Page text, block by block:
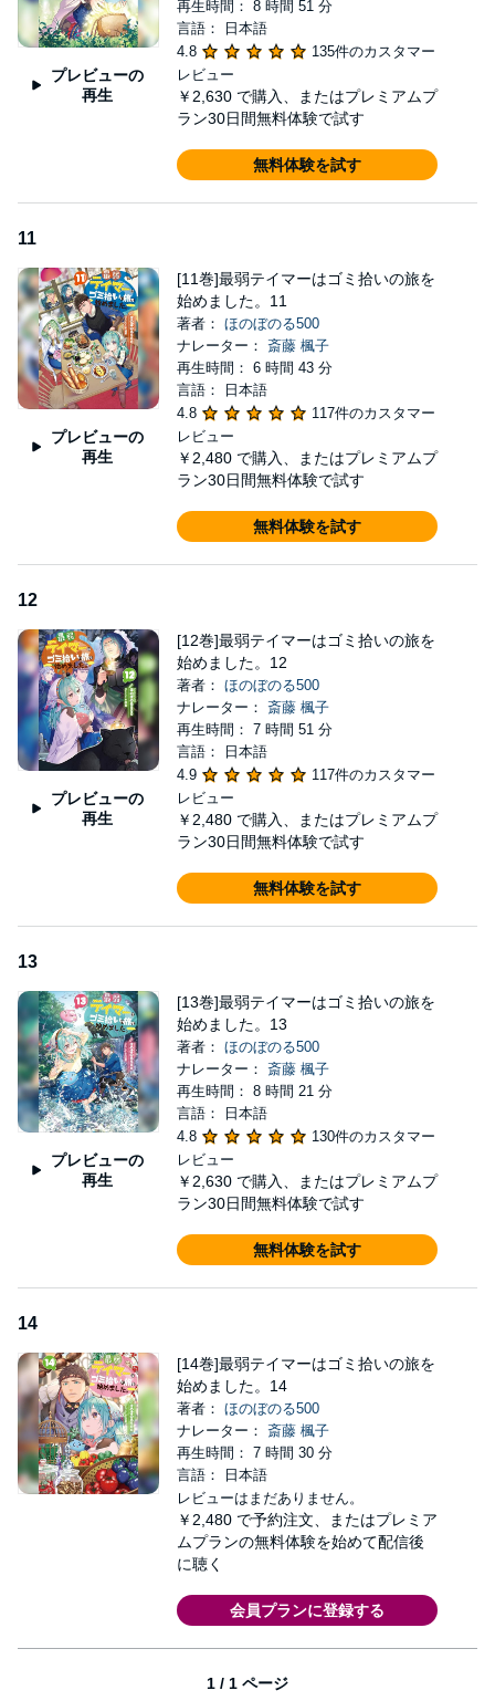
プレビューの
再生
再生時間： 8 時間 51 分
言語： 日本語
4.8
135件のカスタマー
レビュー
￥2,630 で購入、またはプレミアムプ
ラン30日間無料体験で試す
無料体験を試す
11
プレビューの
再生
[11巻]最弱テイマーはゴミ拾いの旅を
始めました。11
著者： ほのぼのる500
ナレーター： 斎藤 楓子
再生時間： 6 時間 43 分
言語： 日本語
4.8
117件のカスタマー
レビュー
￥2,480 で購入、またはプレミアムプ
ラン30日間無料体験で試す
無料体験を試す
12
プレビューの
再生
[12巻]最弱テイマーはゴミ拾いの旅を
始めました。12
著者： ほのぼのる500
ナレーター： 斎藤 楓子
再生時間： 7 時間 51 分
言語： 日本語
4.9
117件のカスタマー
レビュー
￥2,480 で購入、またはプレミアムプ
ラン30日間無料体験で試す
無料体験を試す
13
プレビューの
再生
[13巻]最弱テイマーはゴミ拾いの旅を
始めました。13
著者： ほのぼのる500
ナレーター： 斎藤 楓子
再生時間： 8 時間 21 分
言語： 日本語
4.8
130件のカスタマー
レビュー
￥2,630 で購入、またはプレミアムプ
ラン30日間無料体験で試す
無料体験を試す
14
[14巻]最弱テイマーはゴミ拾いの旅を
始めました。14
著者： ほのぼのる500
ナレーター： 斎藤 楓子
再生時間： 7 時間 30 分
言語： 日本語
レビューはまだありません。
￥2,480 で予約注文、またはプレミア
ムプランの無料体験を始めて配信後
に聴く
会員プランに登録する
1 / 1 ページ